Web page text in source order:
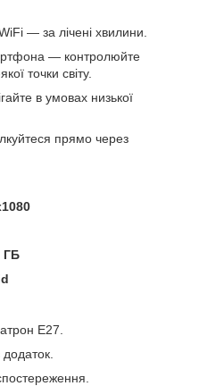
— за лічені хвилини.
— контролюйте
точки світу.
в умовах низької
прямо через
ГБ
E27.